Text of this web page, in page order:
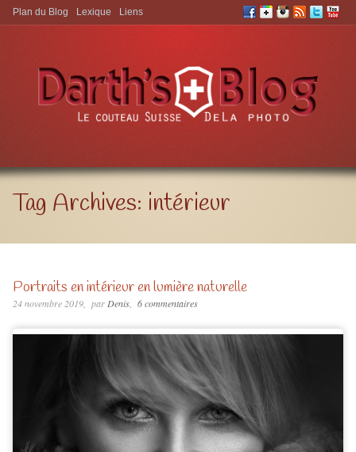
Aller à:
Plan du Blog Lexique Liens
Tag Archives: intérieur
Portraits en intérieur en lumière naturelle
24 novembre 2019 parDenis 6 commentaires